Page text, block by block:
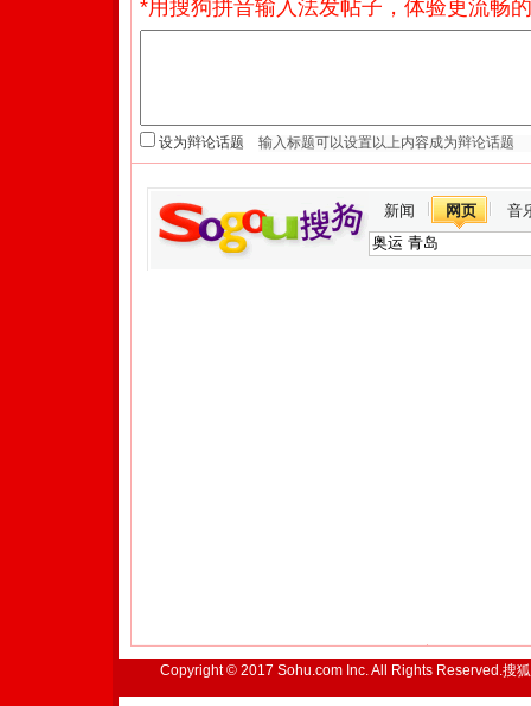
*用搜狗拼音输入法发帖子，体验更流畅
设为辩论话题
新闻 网页 音
Copyright © 2017 Sohu.com Inc. All Rights Reserved.搜